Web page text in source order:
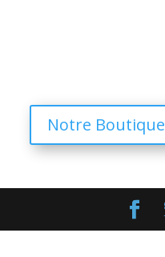
Notre Boutique